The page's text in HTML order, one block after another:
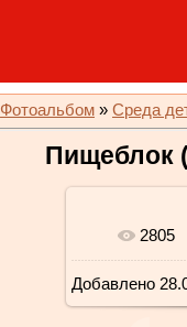
Фотоальбом » Среда
Пищеблок
В 2805
Добавлено